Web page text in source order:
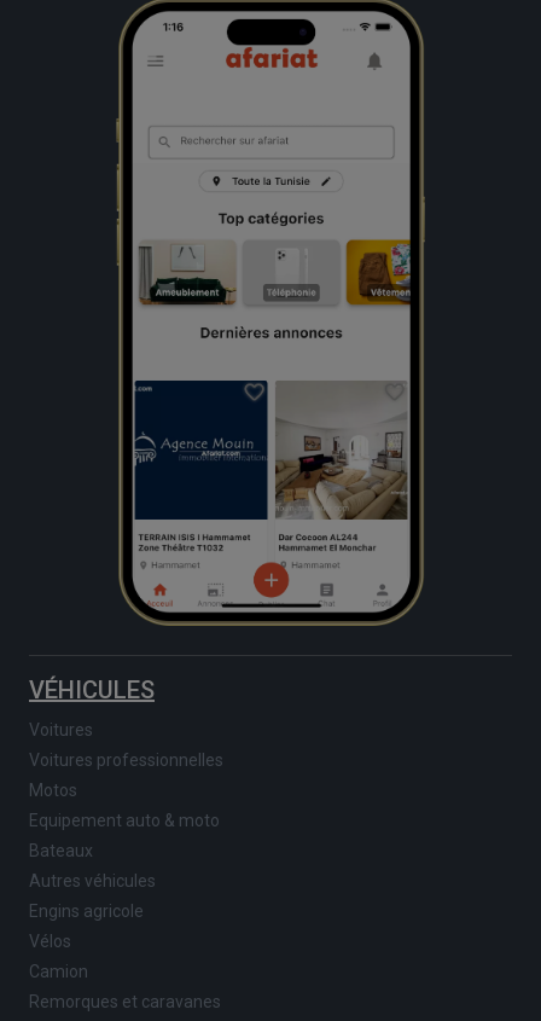
VÉHICULES
Voitures
Voitures professionnelles
Motos
Equipement auto & moto
Bateaux
Autres véhicules
Engins agricole
Vélos
Camion
Remorques et caravanes